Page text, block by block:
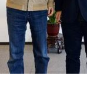
的人第一步就做错
第三次复刻GBA
PC，光盘党也能“
？一篇帮你避坑+种